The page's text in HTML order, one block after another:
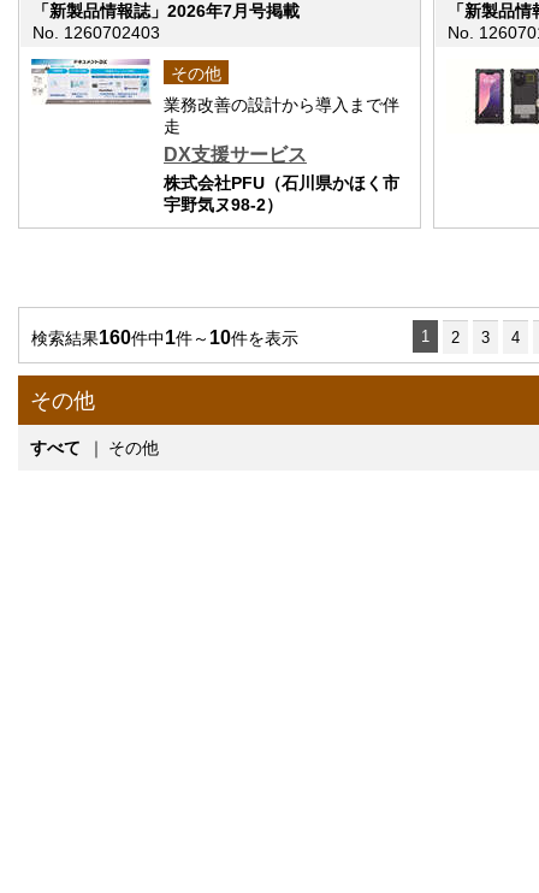
「新製品情報誌」2026年7月号掲載
No. 1260702403
その他
業務改善の設計から導入まで伴
走
DX支援サービス
株式会社PFU（石川県かほく市
宇野気ヌ98-2）
「新製品
No.
検索結果160件中1件～ 10件を表示 1 2 3 4
その他
すべて ｜ その他